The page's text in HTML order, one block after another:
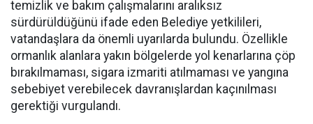
temizlik ve bakım çalışmalarını aralıksız
sürdürüldüğünü ifade eden Belediye yetkilileri,
vatandaşlara da önemli uyarılarda bulundu. Özellikle
ormanlık alanlara yakın bölgelerde yol kenarlarına çöp
bırakılmaması, sigara izmariti atılmaması ve yangına
sebebiyet verebilecek davranışlardan kaçınılması
gerektiği vurgulandı.